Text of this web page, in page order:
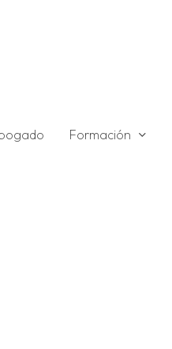
Formación